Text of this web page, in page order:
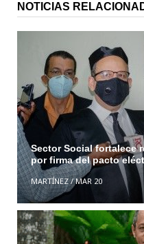
NOTICIAS
Sector Social fortalece
por firma del pacto
MARTÍNEZ/MAR 20